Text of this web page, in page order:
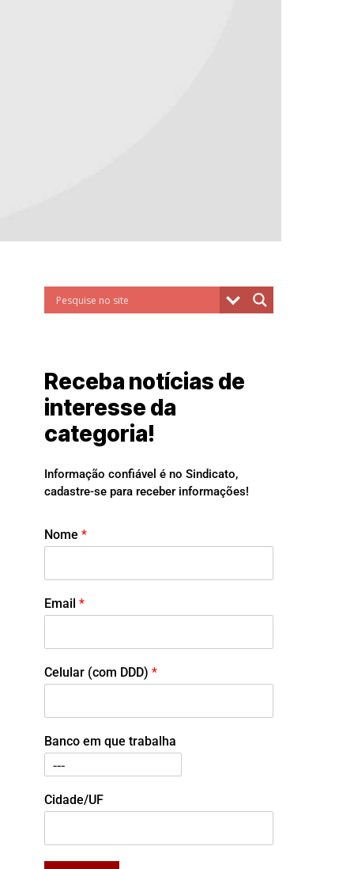
Receba notícias de
interesse da
categoria!
Informação confiável é no Sindicato,
cadastre-se para receber informações!
Nome *
Email *
Celular (com DDD) *
Banco em que trabalha
Cidade/UF